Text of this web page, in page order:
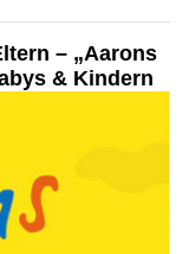
– „Aarons
& Kindern